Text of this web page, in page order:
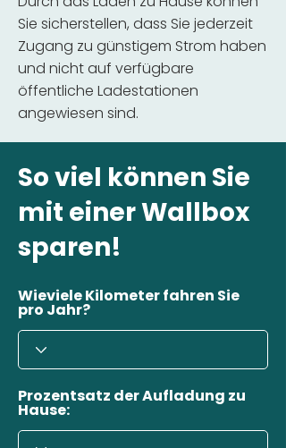
Sie sicherstellen, dass Sie jederzeit
Zugang zu günstigem Strom haben
und nicht auf verfügbare
öffentliche Ladestationen
angewiesen sind.
So viel können Sie
mit einer Wallbox
sparen!
Wieviele Kilometer fahren Sie
pro Jahr?
Prozentsatz der Aufladung zu
Hause: